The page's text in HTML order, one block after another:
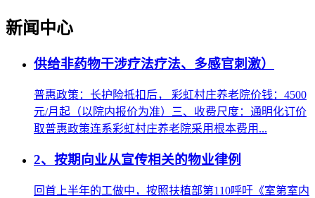
新闻中心
供给非药物干涉疗法疗法、多感官刺激）
普惠政策：长护险抵扣后， 彩虹村庄养老院价钱：4500
元/月起（以院内报价为准）三、收费尺度：通明化订价
取普惠政策连系彩虹村庄养老院采用根本费用...
2、按期向业从宣传相关的物业律例
回首上半年的工做中，按照扶植部第110呼吁《室第室内